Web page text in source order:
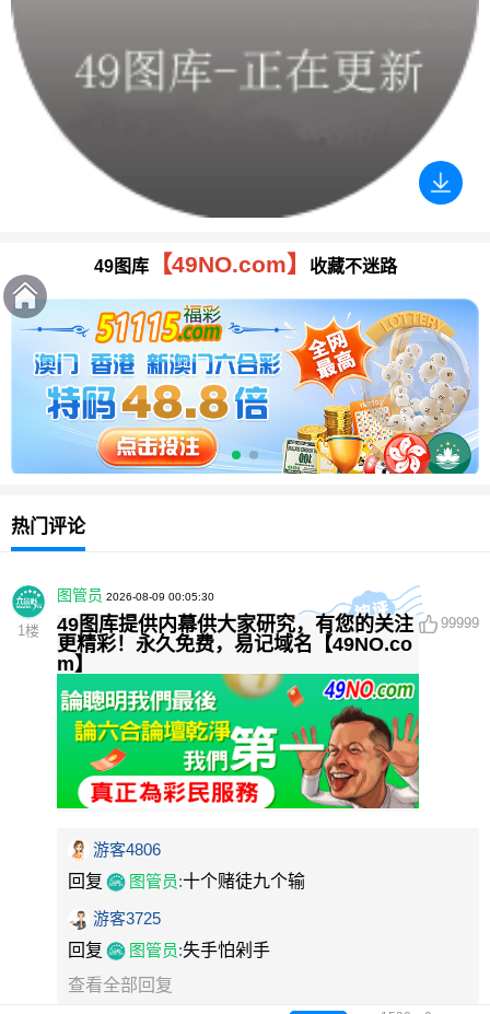
49图库【49NO.com】 收藏不迷路
热门评论
1 楼
图管员 2026-08-09 00:05:30
49图库提供内幕供大家研究，有您的关注
更精彩！永久免费，易记域名【49NO.co
m】
99999
游客4806
回复
图管员:十个赌徒九个输
游客3725
回复
图管员:失手怕剁手
查看全部回复